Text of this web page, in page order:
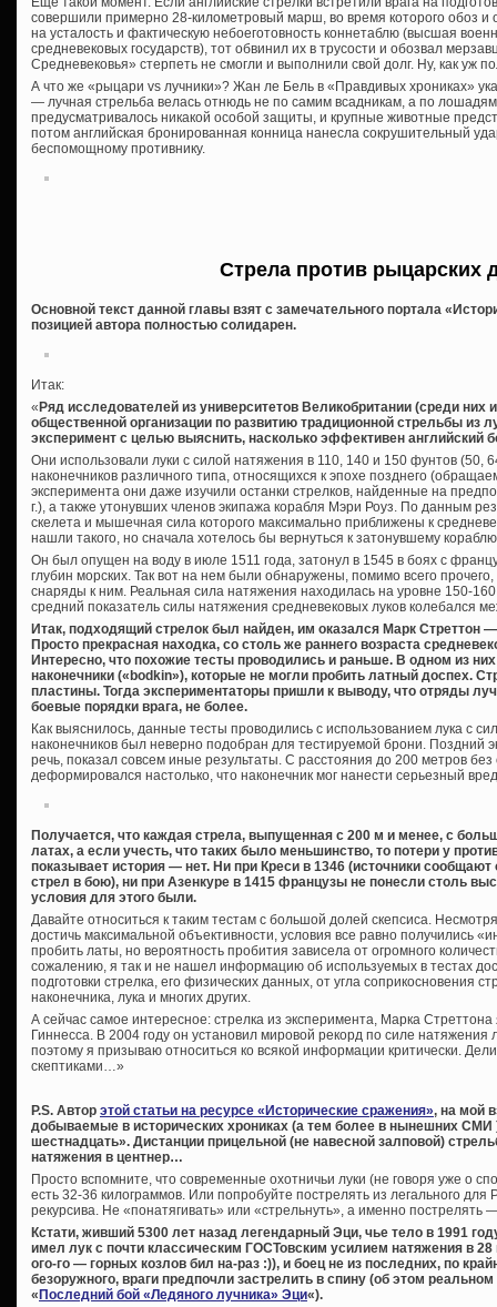
совершили примерно 28-километровый марш, во время которого обоз и
на усталость и фактическую небоеготовность коннетаблю (высшая
средневековых государств), тот обвинил их в трусости и обозвал
Средневековья» стерпеть не смогли и выполнили свой долг. Ну, как уж
А что же «рыцари vs лучники»? Жан ле Бель в «Правдивых хрониках»
— лучная стрельба велась отнюдь не по самим всадникам, а по
предусматривалось никакой особой защиты, и крупные животные
потом английская бронированная конница нанесла сокрушительный
беспомощному противнику.
Стрела против рыцарских
Основной текст данной главы взят с замечательного портала
позицией автора полностью солидарен.
Итак:
«Ряд исследователей из университетов Великобритании (среди них
общественной организации по развитию традиционной стрельбы из
эксперимент с целью выяснить, насколько эффективен английский
Они использовали луки с силой натяжения в 110, 140 и 150 фунтов (50,
наконечников различного типа, относящихся к эпохе позднего
эксперимента они даже изучили останки стрелков, найденные на
г.), а также утонувших членов экипажа корабля Мэри Роуз. По данным
скелета и мышечная сила которого максимально приближены к
нашли такого, но сначала хотелось бы вернуться к затонувшему
Он был опущен на воду в июле 1511 года, затонул в 1545 в боях с
глубин морских. Так вот на нем были обнаружены, помимо всего
снаряды к ним. Реальная сила натяжения находилась на уровне 150-
средний показатель силы натяжения средневековых луков колебался
Итак, подходящий стрелок был найден, им оказался Марк Стреттон
Просто прекрасная находка, со столь же раннего возраста
Интересно, что похожие тесты проводились и раньше. В одном из
наконечники («bodkin»), которые не могли пробить латный доспех.
пластины. Тогда экспериментаторы пришли к выводу, что отряды
боевые порядки врага, не более.
Как выяснилось, данные тесты проводились с использованием лука с
наконечников был неверно подобран для тестируемой брони. Поздний
речь, показал совсем иные результаты. С расстояния до 200 метров
деформировался настолько, что наконечник мог нанести серьезный
Получается, что каждая стрела, выпущенная с 200 м и менее, с
латах, а если учесть, что таких было меньшинство, то потери у
показывает история — нет. Ни при Креси в 1346 (источники
стрел в бою), ни при Азенкуре в 1415 французы не понесли столь
условия для этого были.
Давайте относиться к таким тестам с большой долей скепсиса.
достичь максимальной объективности, условия все равно получились
пробить латы, но вероятность пробития зависела от огромного
сожалению, я так и не нашел информацию об используемых в тестах
подготовки стрелка, его физических данных, от угла соприкосновения
наконечника, лука и многих других.
А сейчас самое интересное: стрелка из эксперимента, Марка
Гиннесса. В 2004 году он установил мировой рекорд по силе
поэтому я призываю относиться ко всякой информации критически.
скептиками…»
P.S. Автор этой статьи на ресурсе «Исторические сражения», на мой
добываемые в исторических хрониках (а тем более в нынешних СМИ
шестнадцать». Дистанции прицельной (не навесной залповой)
натяжения в центнер…
Просто вспомните, что современные охотничьи луки (не говоря уже о
есть 32-36 килограммов. Или попробуйте пострелять из легального для
рекурсива. Не «понатягивать» или «стрельнуть», а именно пострелять
Кстати, живший 5300 лет назад легендарный Эци, чье тело в 1991
имел лук с почти классическим ГОСТовским усилием натяжения в
ого-го — горных козлов бил на-раз :)), и боец не из последних, по
безоружного, враги предпочли застрелить в спину (об этом
«Последний бой «Ледяного лучника» Эци«).